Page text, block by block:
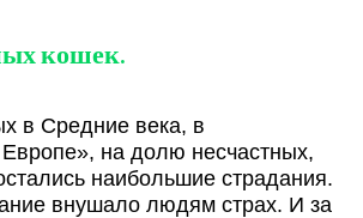
кошек.
в Средние века, в
на долю несчастных,
наибольшие страдания.
внушало людям страх. И за